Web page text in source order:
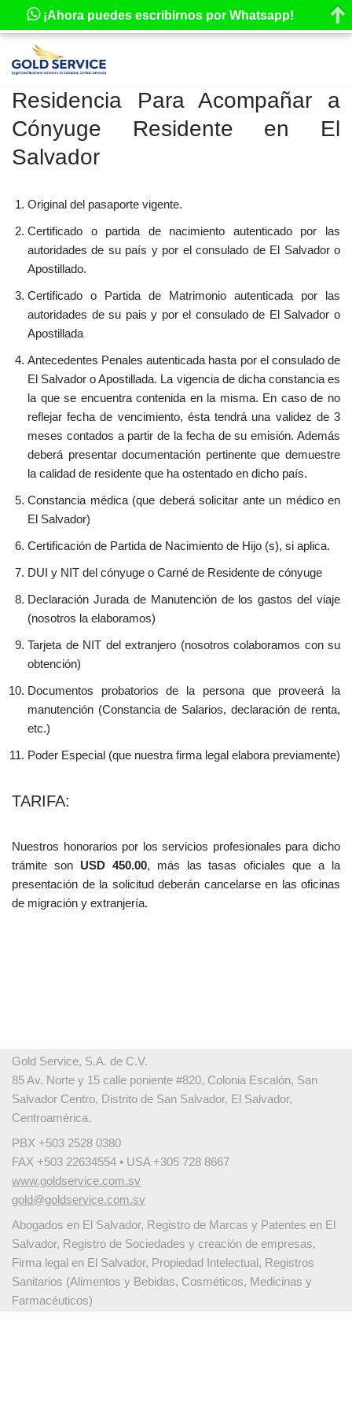
Saltar
al
Residencia Para Acompañar a
Cónyuge Residente en El
Salvador
Original del pasaporte vigente.
Certificado o partida de nacimiento autenticado por las
autoridades de su país y por el consulado de El Salvador o
Apostillado.
Certificado o Partida de Matrimonio autenticada por las
autoridades de su pais y por el consulado de El Salvador o
Apostillada
Antecedentes Penales autenticada hasta por el consulado de
El Salvador o Apostillada. La vigencia de dicha constancia es
la que se encuentra contenida en la misma. En caso de no
reflejar fecha de vencimiento, ésta tendrá una validez de 3
meses contados a partir de la fecha de su emisión. Además
deberá presentar documentación pertinente que demuestre
la calidad de residente que ha ostentado en dicho país.
Constancia médica (que deberá solicitar ante un médico en
El Salvador)
Certificación de Partida de Nacimiento de Hijo (s), si aplica.
DUI y NIT del cónyuge o Carné de Residente de cónyuge
Declaración Jurada de Manutención de los gastos del viaje
(nosotros la elaboramos)
Tarjeta de NIT del extranjero (nosotros colaboramos con su
obtención)
Documentos probatorios de la persona que proveerá la
manutención (Constancia de Salarios, declaración de renta,
etc.)
Poder Especial (que nuestra firma legal elabora previamente)
TARIFA:
Nuestros honorarios por los servicios profesionales para dicho
trámite son USD 450.00, más las tasas oficiales que a la
presentación de la solicitud deberán cancelarse en las oficinas
de migración y extranjería.
Gold Service, S.A. de C.V.
85 Av. Norte y 15 calle poniente #820, Colonia Escalón, San
Salvador Centro, Distrito de San Salvador, El Salvador,
Centroamérica.
PBX +503 2528 0380
FAX +503 22634554 • USA +305 728 8667
www.goldservice.com.sv
gold@goldservice.com.sv
Abogados en El Salvador, Registro de Marcas y Patentes en El
Salvador, Registro de Sociedades y creación de empresas,
Firma legal en El Salvador, Propiedad Intelectual, Registros
Sanitarios (Alimentos y Bebidas, Cosméticos, Medicinas y
Farmacéuticos)
¡Ahora puedes escribirnos por Whatsapp!